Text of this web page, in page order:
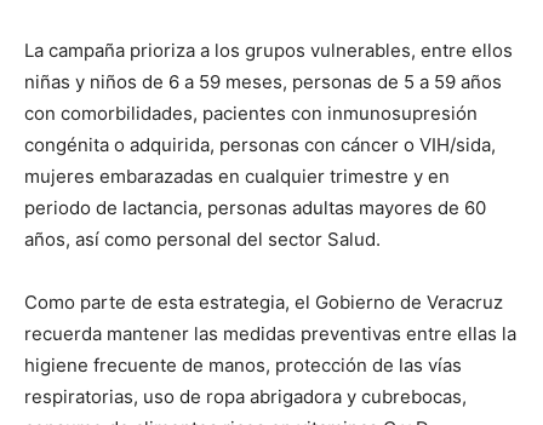
La campaña prioriza a los grupos vulnerables, entre ellos
niñas y niños de 6 a 59 meses, personas de 5 a 59 años
con comorbilidades, pacientes con inmunosupresión
congénita o adquirida, personas con cáncer o VIH/sida,
mujeres embarazadas en cualquier trimestre y en
periodo de lactancia, personas adultas mayores de 60
años, así como personal del sector Salud.
Como parte de esta estrategia, el Gobierno de Veracruz
recuerda mantener las medidas preventivas entre ellas la
higiene frecuente de manos, protección de las vías
respiratorias, uso de ropa abrigadora y cubrebocas,